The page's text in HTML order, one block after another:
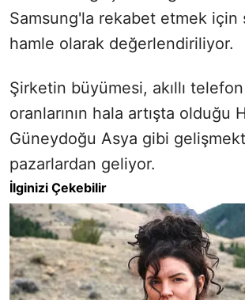
Samsung'la rekabet etmek için
hamle olarak değerlendiriliyor.
Şirketin büyümesi, akıllı
oranlarının hala artışta olduğu
Güneydoğu Asya gibi
pazarlardan geliyor.